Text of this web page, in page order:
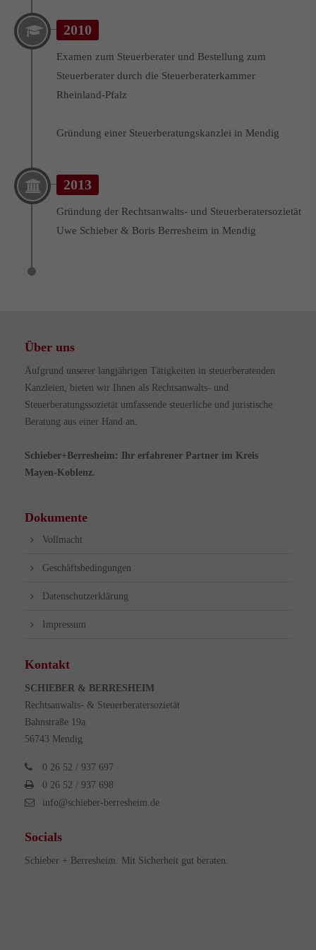
Drop us a line
info@yourdomain.com
About us
Lorem ipsum dolor sit amet, consectetuer adipiscing elit.
sociis natoque penatibus et magnis dis parturient montes,
2010
Examen zum Steuerberater und Bestellung zum
Steuerberater durch die Steuerberaterkammer
Rheinland-Pfalz
Gründung einer Steuerberatungskanzlei in Mendig
2013
Gründung der Rechtsanwalts- und Steuerberatersozietät
Uwe Schieber & Boris Berresheim in Mendig
Über uns
Aufgrund unserer langjährigen Tätigkeiten in steuerberatenden
Kanzleien, bieten wir Ihnen als Rechtsanwalts- und
Steuerberatungssozietät umfassende steuerliche und juristische
Beratung aus einer Hand an.
Schieber+Berresheim: Ihr erfahrener Partner im Kreis
Mayen-Koblenz.
Dokumente
Vollmacht
Geschäftsbedingungen
Datenschutzerklärung
Impressum
Kontakt
SCHIEBER & BERRESHEIM
Rechtsanwalts- & Steuerberatersozietät
Bahnstraße 19a
56743 Mendig
0 26 52 / 937 697
0 26 52 / 937 698
info@schieber-berresheim.de
Socials
Schieber + Berresheim. Mit Sicherheit gut beraten.